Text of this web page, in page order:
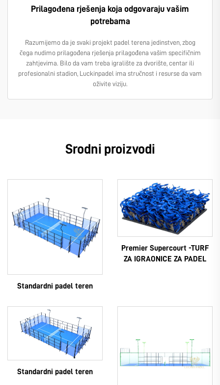
Prilagođena rješenja koja odgovaraju vašim
potrebama
Razumijemo da je svaki projekt padel terena jedinstven, zbog
čega nudimo prilagođena rješenja prilagođena vašim specifičnim
zahtjevima. Bilo da vam treba igralište za dvorište, centar ili
profesionalni stadion, Luckinpadel ima stručnost i resurse da vam
oživite viziju.
Srodni proizvodi
Standardni padel teren
Premier Supercourt -TURF
ZA IGRAONICE ZA PADEL
Standardni padel teren